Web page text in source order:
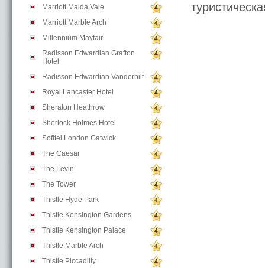
Marriott Maida Vale 4
Marriott Marble Arch 4
Millennium Mayfair 4
Radisson Edwardian Grafton
Hotel
4
Radisson Edwardian Vanderbilt 4
Royal Lancaster Hotel 4
Sheraton Heathrow 4
Sherlock Holmes Hotel 4
Sofitel London Gatwick 4
The Caesar 4
The Levin 4
The Tower 4
Thistle Hyde Park 4
Thistle Kensington Gardens 4
Thistle Kensington Palace 4
Thistle Marble Arch 4
Thistle Piccadilly 4